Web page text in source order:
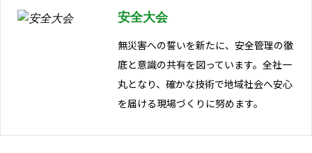
安全大会
無災害への誓いを新たに、安全管理の徹
底と意識の共有を図っています。全社一
丸となり、確かな技術で地域社会へ安心
を届ける現場づくりに努めます。